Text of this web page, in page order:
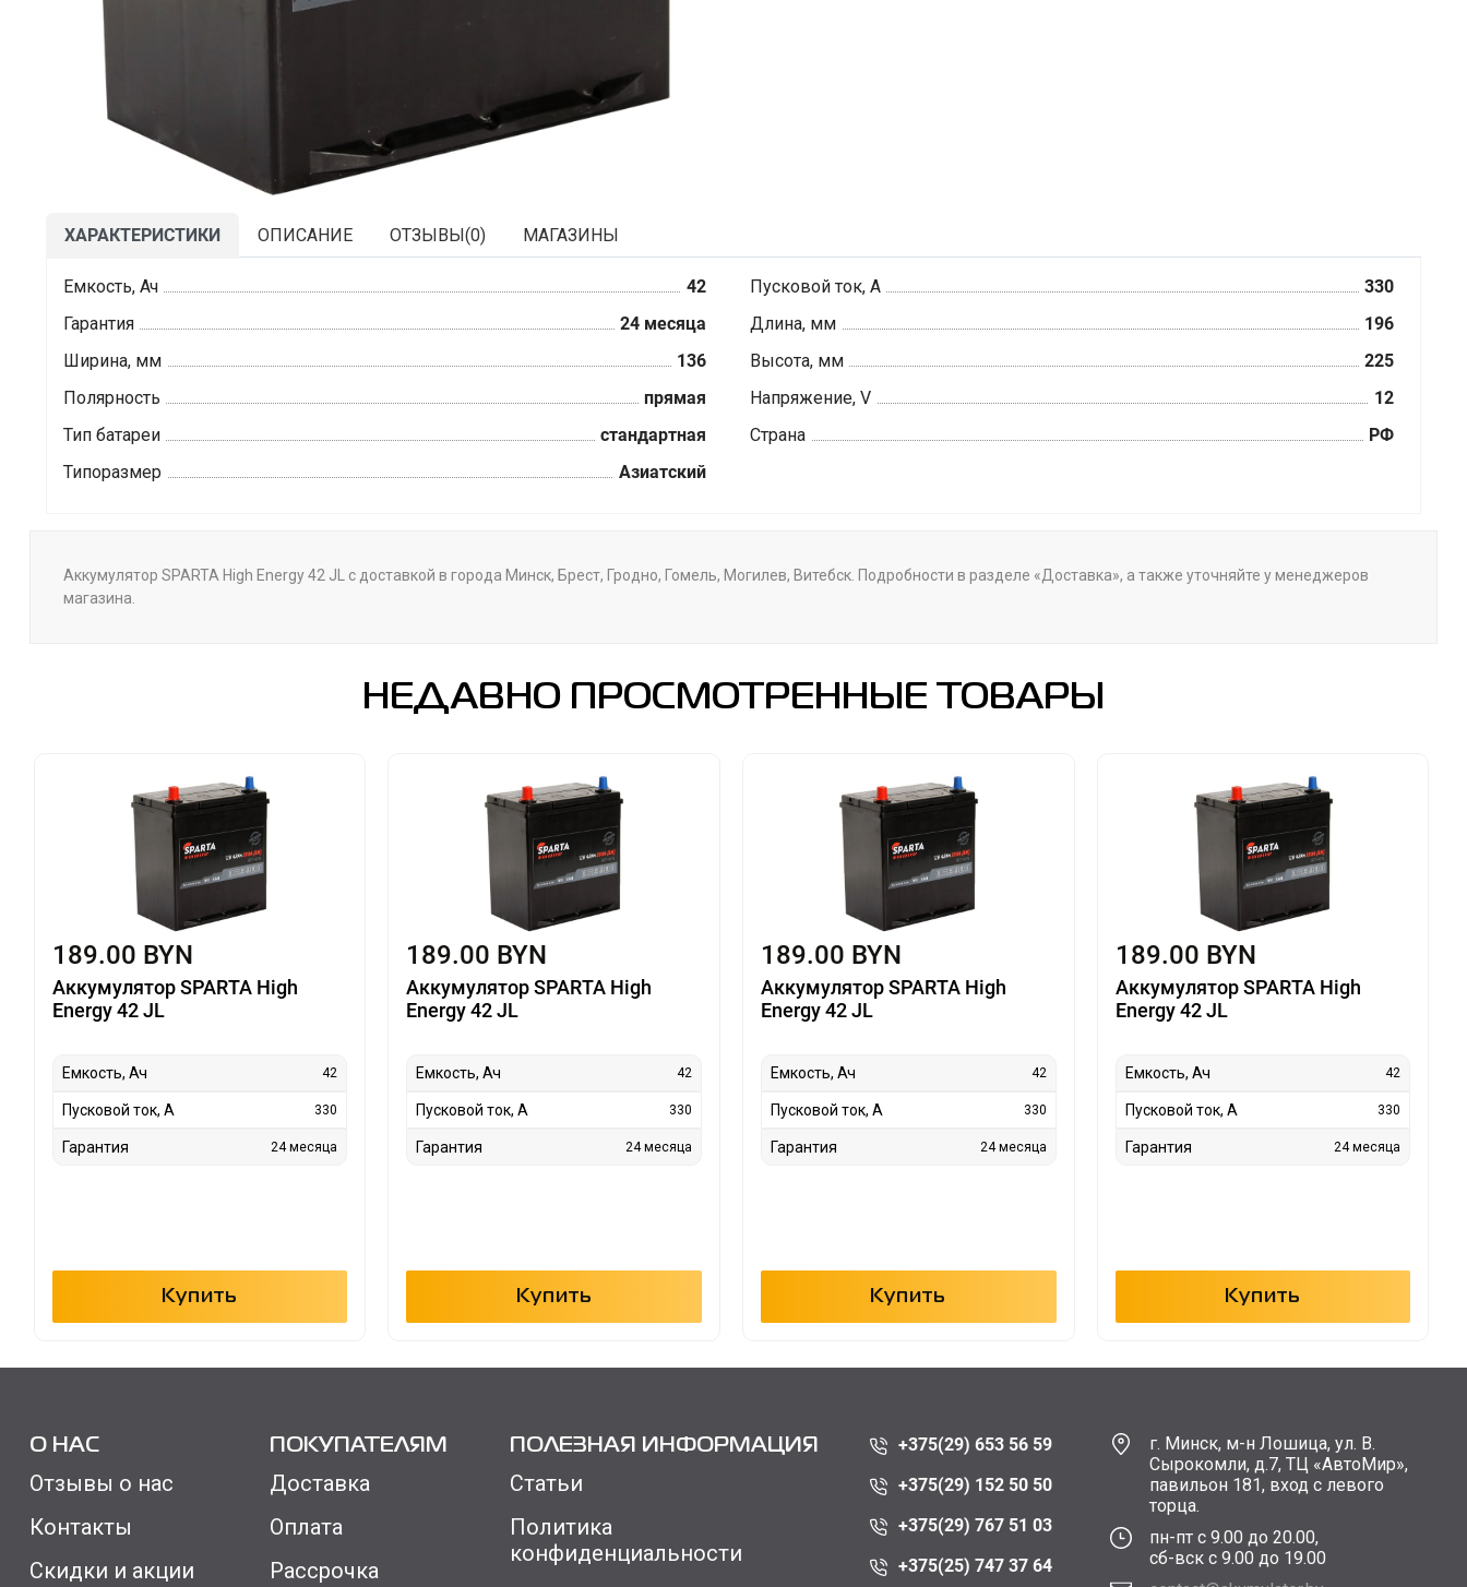
ХАРАКТЕРИСТИКИ ОПИСАНИЕ ОТЗЫВЫ(0) МАГАЗИНЫ
Емкость, Ач 42 Пусковой ток, А
330
Гарантия
24 месяца Длина, мм
196
Ширина, мм
136 Высота, мм
225
Полярность
прямая Напряжение, V
12
Тип батареи
стандартная Страна
РФ
Типоразмер
Азиатский
Аккумулятор SPARTA High Energy 42 JL с доставкой в города Минск, Брест, Гродно, Гомель, Могилев, Витебск. Подробности в разделе «Доставка», а также уточняйте у менеджеров
магазина.
НЕДАВНО ПРОСМОТРЕННЫЕ ТОВАРЫ
189.00 BYN
Аккумулятор SPARTA High
Energy 42 JL
Емкость, Ач 42
Пусковой ток, А 330
Гарантия 24 месяца
Купить
189.00 BYN
Аккумулятор SPARTA High
Energy 42 JL
Емкость, Ач 42
Пусковой ток, А 330
Гарантия 24 месяца
Купить
189.00 BYN
Аккумулятор SPARTA High
Energy 42 JL
Емкость, Ач 42
Пусковой ток, А 330
Гарантия 24 месяца
Купить
189.00 BYN
Аккумулятор SPARTA High
Energy 42 JL
Емкость, Ач 42
Пусковой ток, А 330
Гарантия 24 месяца
Купить
О НАС
Отзывы о нас
Контакты
Скидки и акции
ПОКУПАТЕЛЯМ
Доставка
Оплата
Рассрочка
ПОЛЕЗНАЯ ИНФОРМАЦИЯ
Статьи
Политика
конфиденциальности
+375(29) 653 56 59
+375(29) 152 50 50
+375(29) 767 51 03
+375(25) 747 37 64
г. Минск, м-н Лошица, ул. В.
Сырокомли, д.7, ТЦ «АвтоМир»,
павильон 181, вход с левого
торца.
пн-пт с 9.00 до 20.00,
сб-вск с 9.00 до 19.00